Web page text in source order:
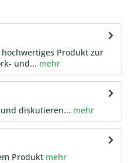
Produkt zur
und... mehr
diskutieren... mehr
Produkt mehr